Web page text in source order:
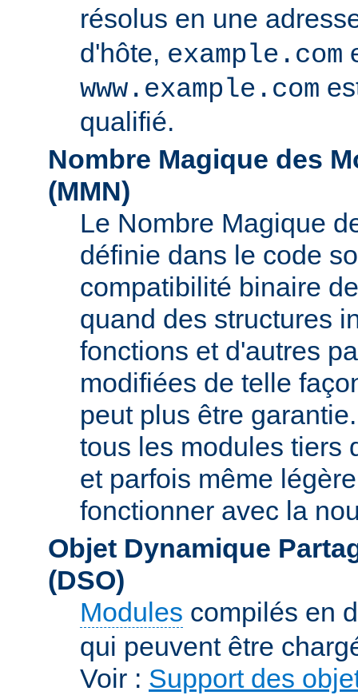
résolus en une
d'hôte, example.com
www.example.com
qualifié.
Nombre Magique des
(MMN)
Le Nombre Magique
définie dans le code
compatibilité binaire
quand des structures
fonctions et d'autres
modifiées de telle
peut plus être
tous les modules tiers
et parfois même
fonctionner avec la
Objet Dynamique
(DSO)
Modules compilés en
qui peuvent être
Voir : Support des